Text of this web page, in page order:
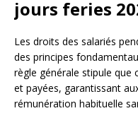
jours feries
Les droits des salariés
des principes
règle générale stipule que
et payées, garantissant
rémunération habituelle